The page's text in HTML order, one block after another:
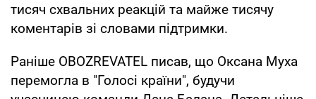
тисяч схвальних реакцій та майже тисячу
коментарів зі словами підтримки.
Раніше OBOZREVATEL писав, що Оксана Муха
перемогла в "Голосі країни", будучи